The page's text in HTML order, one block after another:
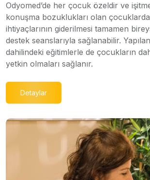
Odyomed’de her çocuk özeldir ve
konuşma bozuklukları olan çocuklarda
ihtiyaçlarının giderilmesi tamamen
destek seanslarıyla sağlanabilir.
dahilindeki eğitimlerle de çocukların
yetkin olmaları sağlanır.
Detaylar